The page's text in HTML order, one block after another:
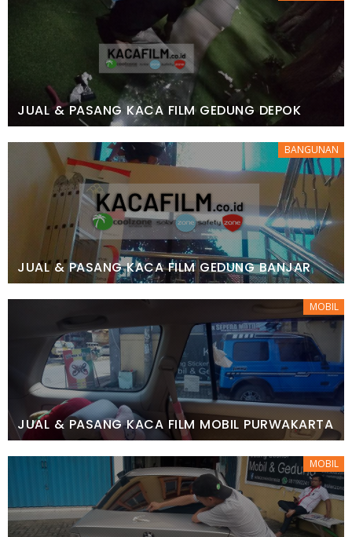
JUAL & PASANG KACA FILM GEDUNG DEPOK
BANGUNAN
JUAL & PASANG KACA FILM GEDUNG BANJAR
MOBIL
JUAL & PASANG KACA FILM MOBIL PURWAKARTA
MOBIL